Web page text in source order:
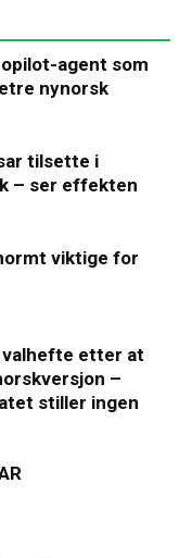
agent som
nynorsk
tilsette i
– ser effekten
viktige for
etter at
–
stiller ingen